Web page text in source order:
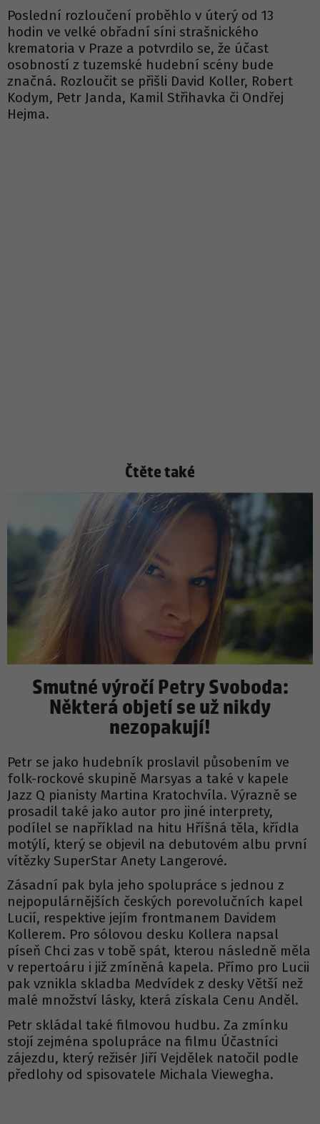
Poslední rozloučení proběhlo v úterý od 13
hodin ve velké obřadní síni strašnického
krematoria v Praze a potvrdilo se, že účast
osobností z tuzemské hudební scény bude
značná. Rozloučit se přišli David Koller, Robert
Kodym, Petr Janda, Kamil Střihavka či Ondřej
Hejma.
Čtěte také
Smutné výročí Petry Svoboda:
Některá objetí se už nikdy
nezopakují!
Petr se jako hudebník proslavil působením ve
folk-rockové skupině Marsyas a také v kapele
Jazz Q pianisty Martina Kratochvíla. Výrazně se
prosadil také jako autor pro jiné interprety,
podílel se například na hitu Hříšná těla, křídla
motýlí, který se objevil na debutovém albu první
vítězky SuperStar Anety Langerové.
Zásadní pak byla jeho spolupráce s jednou z
nejpopulárnějších českých porevolučních kapel
Lucií, respektive jejím frontmanem Davidem
Kollerem. Pro sólovou desku Kollera napsal
píseň Chci zas v tobě spát, kterou následně měla
v repertoáru i již zmíněná kapela. Přímo pro Lucii
pak vznikla skladba Medvídek z desky Větší než
malé množství lásky, která získala Cenu Anděl.
Petr skládal také filmovou hudbu. Za zmínku
stojí zejména spolupráce na filmu Účastníci
zájezdu, který režisér Jiří Vejdělek natočil podle
předlohy od spisovatele Michala Viewegha.